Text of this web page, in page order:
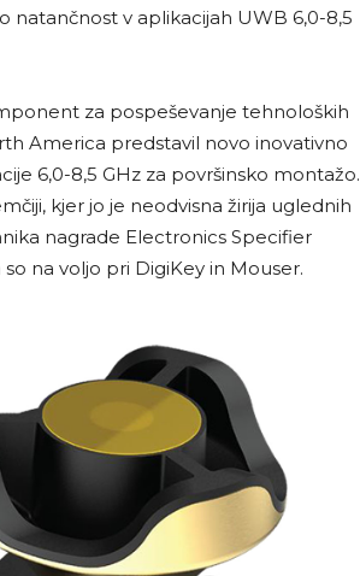
natančnost v aplikacijah UWB 6,0-8,5
za pospeševanje tehnoloških
America predstavil novo inovativno
6,0-8,5 GHz za površinsko montažo.
kjer jo je neodvisna žirija uglednih
nagrade Electronics Specifier
na voljo pri DigiKey in Mouser.